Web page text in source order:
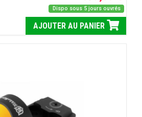
Dispo sous 5 jours ouvrés
AJOUTER AU PANIER